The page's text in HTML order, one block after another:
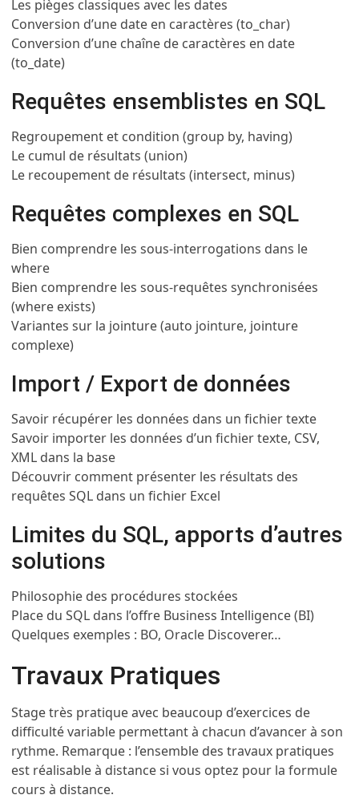
Les pièges classiques avec les dates
Conversion d’une date en caractères (to_char)
Conversion d’une chaîne de caractères en date
(to_date)
Requêtes ensemblistes en SQL
Regroupement et condition (group by, having)
Le cumul de résultats (union)
Le recoupement de résultats (intersect, minus)
Requêtes complexes en SQL
Bien comprendre les sous-interrogations dans le
where
Bien comprendre les sous-requêtes synchronisées
(where exists)
Variantes sur la jointure (auto jointure, jointure
complexe)
Import / Export de données
Savoir récupérer les données dans un fichier texte
Savoir importer les données d’un fichier texte, CSV,
XML dans la base
Découvrir comment présenter les résultats des
requêtes SQL dans un fichier Excel
Limites du SQL, apports d’autres
solutions
Philosophie des procédures stockées
Place du SQL dans l’offre Business Intelligence (BI)
Quelques exemples : BO, Oracle Discoverer…
Travaux Pratiques
Stage très pratique avec beaucoup d’exercices de
difficulté variable permettant à chacun d’avancer à son
rythme. Remarque : l’ensemble des travaux pratiques
est réalisable à distance si vous optez pour la formule
cours à distance.